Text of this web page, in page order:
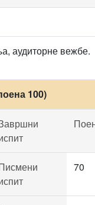
аудиторне вежбе.
100)
70